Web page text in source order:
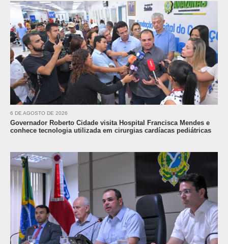
Governador Roberto Cidade visita Hospital Francisca Mendes e
conhece tecnologia utilizada em cirurgias cardíacas pediátricas
6 DE AGOSTO DE 2026